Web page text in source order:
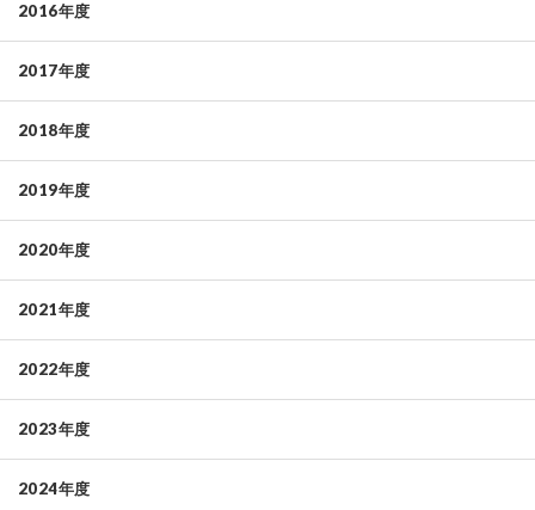
2016年度
2017年度
2018年度
2019年度
2020年度
2021年度
2022年度
2023年度
2024年度